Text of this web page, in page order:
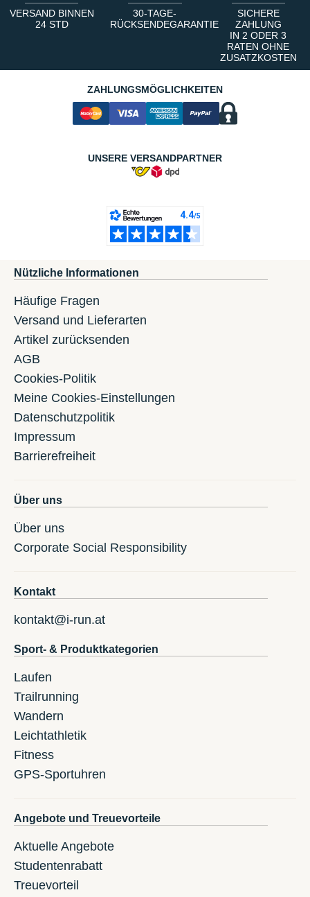
VERSAND BINNEN
24 STD
30-TAGE-
RÜCKSENDEGARANTIE
SICHERE
ZAHLUNG
IN 2 ODER 3
RATEN OHNE
ZUSATZKOSTEN
ZAHLUNGSMÖGLICHKEITEN
UNSERE VERSANDPARTNER
Nützliche Informationen
Häufige Fragen
Versand und Lieferarten
Artikel zurücksenden
AGB
Cookies-Politik
Meine Cookies-Einstellungen
Datenschutzpolitik
Impressum
Barrierefreiheit
Über uns
Über uns
Corporate Social Responsibility
Kontakt
kontakt@i-run.at
Sport- & Produktkategorien
Laufen
Trailrunning
Wandern
Leichtathletik
Fitness
GPS-Sportuhren
Angebote und Treuevorteile
Aktuelle Angebote
Studentenrabatt
Treuevorteil